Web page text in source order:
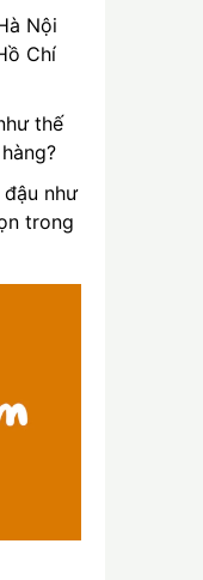
Nội
Chí
thế
như
trong